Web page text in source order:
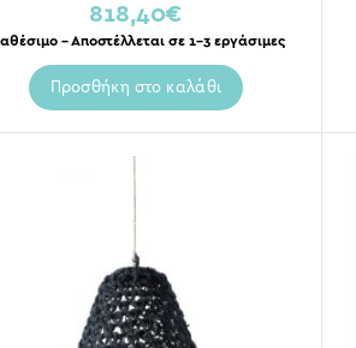
818,40€
– Αποστέλλεται σε 1-3 εργάσιμες
Προσθήκη στο καλάθι